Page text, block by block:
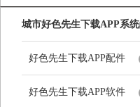
城市好色先生下载APP系统
好色先生下载APP配件
好色先生下载APP软件